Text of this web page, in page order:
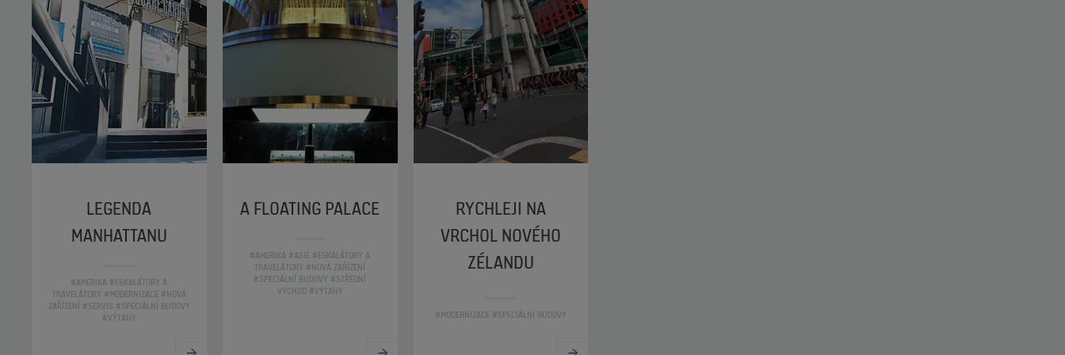
LEGENDA
MANHATTANU
#AMERIKA #ESKALÁTORY A
TRAVELÁTORY #MODERNIZACE #NOVÁ
ZAŘÍZENÍ #SERVIS #SPECIÁLNÍ BUDOVY
#VÝTAHY
A FLOATING PALACE
#AMERIKA #ASIE #ESKALÁTORY A
TRAVELÁTORY #NOVÁ ZAŘÍZENÍ
#SPECIÁLNÍ BUDOVY #STŘEDNÍ
VÝCHOD #VÝTAHY
RYCHLEJI NA
VRCHOL NOVÉHO
ZÉLANDU
#MODERNIZACE #SPECIÁLNÍ BUDOVY